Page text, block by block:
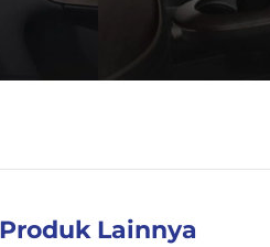
Produk Lainnya